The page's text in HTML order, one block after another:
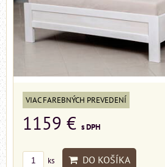
VIAC FAREBNÝCH PREVEDENÍ
1159 € s DPH
ks DO KOŠÍKA